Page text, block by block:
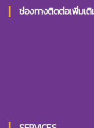
ช่องทางติดต่อเพิ่มเติ